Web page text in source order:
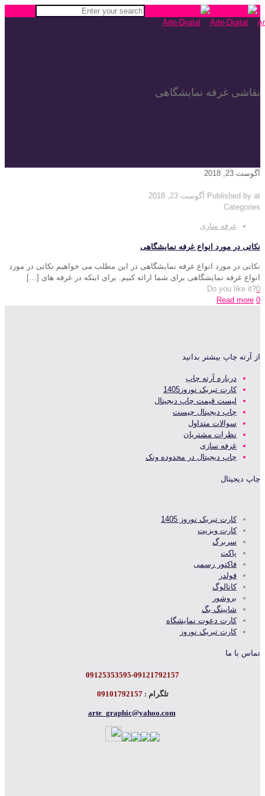
نقاشی غرفه نمایشگاهی
آگوست 23, 2018
Published by at
آگوست 23, 2018
Categories
غرفه سازی
نکاتی در مورد انواع غرفه نمایشگاهی
نکاتی در مورد انواع غرفه نمایشگاهی در این مطلب می خواهیم نکاتی در مورد
انواع غرفه نمایشگاهی برای شما ارائه کنیم. برای اینکه در غرفه های […]
Do you like it?0
0
Read more
از آرته چاپ بیشتر بدانید
درباره آرته چاپ
کارت تبریک نوروز1405
لیست قیمت چاپ دیجیتال
چاپ دیجیتال چیست
سوالات متداول
نظرات مشتریان
غرفه سازی
چاپ دیجیتال در محدوده ونک
چاپ دیجیتال
کارت تبریک نوروز 1405
کارت ویزیت
سربرگ
پاکت
فاکتور رسمی
فولدر
کاتالوگ
بروشور
شاپینگ بگ
کارت دعوت نمایشگاه
کارت تبریک نوروز
تماس با ما
09125353595-09121792157
تلگرام :09101792157
arte_graphic@yahoo.com